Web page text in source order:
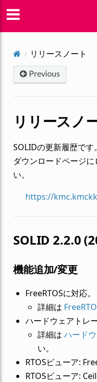
リリースノート
Previous
リリースノ
SOLIDの更新履歴で
ダウンロードページ
い。
https://
SOLID 2.2.0
機能追加/変更
FreeRTOSに対応。
詳細は
ハードウェアトレ
詳細は ハード
い。
RTOSビューア:
RTOSビューア: